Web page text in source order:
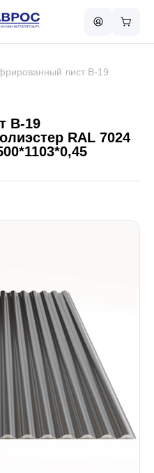
лист В-19
В-19
RAL 7024